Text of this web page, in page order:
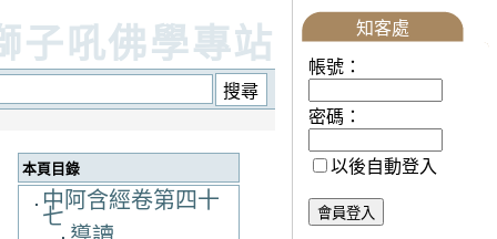
子吼佛學專站
本頁目錄
中阿含經卷第四十
七
知客處
帳號：
密碼：
以後自動登入